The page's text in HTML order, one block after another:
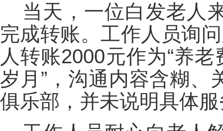
当天，一位白发老人
完成转账。工作人员询
人转账2000元作为“养
岁月”，沟通内容含糊、
俱乐部，并未说明具体